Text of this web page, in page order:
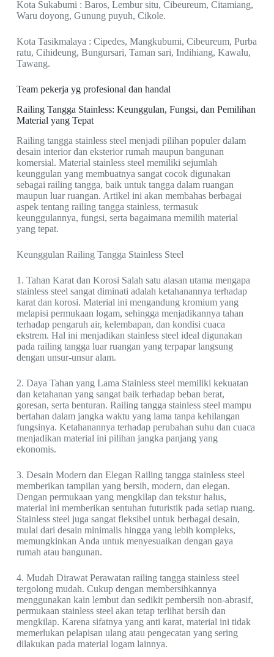
Kota Sukabumi : Baros, Lembur situ, Cibeureum, Citamiang,
Waru doyong, Gunung puyuh, Cikole.
Kota Tasikmalaya : Cipedes, Mangkubumi, Cibeureum, Purba
ratu, Cihideung, Bungursari, Taman sari, Indihiang, Kawalu,
Tawang.
Team pekerja yg profesional dan handal
Railing Tangga Stainless: Keunggulan, Fungsi, dan Pemilihan
Material yang Tepat
Railing tangga stainless steel menjadi pilihan populer dalam
desain interior dan eksterior rumah maupun bangunan
komersial. Material stainless steel memiliki sejumlah
keunggulan yang membuatnya sangat cocok digunakan
sebagai railing tangga, baik untuk tangga dalam ruangan
maupun luar ruangan. Artikel ini akan membahas berbagai
aspek tentang railing tangga stainless, termasuk
keunggulannya, fungsi, serta bagaimana memilih material
yang tepat.
Keunggulan Railing Tangga Stainless Steel
1. Tahan Karat dan Korosi Salah satu alasan utama mengapa
stainless steel sangat diminati adalah ketahanannya terhadap
karat dan korosi. Material ini mengandung kromium yang
melapisi permukaan logam, sehingga menjadikannya tahan
terhadap pengaruh air, kelembapan, dan kondisi cuaca
ekstrem. Hal ini menjadikan stainless steel ideal digunakan
pada railing tangga luar ruangan yang terpapar langsung
dengan unsur-unsur alam.
2. Daya Tahan yang Lama Stainless steel memiliki kekuatan
dan ketahanan yang sangat baik terhadap beban berat,
goresan, serta benturan. Railing tangga stainless steel mampu
bertahan dalam jangka waktu yang lama tanpa kehilangan
fungsinya. Ketahanannya terhadap perubahan suhu dan cuaca
menjadikan material ini pilihan jangka panjang yang
ekonomis.
3. Desain Modern dan Elegan Railing tangga stainless steel
memberikan tampilan yang bersih, modern, dan elegan.
Dengan permukaan yang mengkilap dan tekstur halus,
material ini memberikan sentuhan futuristik pada setiap ruang.
Stainless steel juga sangat fleksibel untuk berbagai desain,
mulai dari desain minimalis hingga yang lebih kompleks,
memungkinkan Anda untuk menyesuaikan dengan gaya
rumah atau bangunan.
4. Mudah Dirawat Perawatan railing tangga stainless steel
tergolong mudah. Cukup dengan membersihkannya
menggunakan kain lembut dan sedikit pembersih non-abrasif,
permukaan stainless steel akan tetap terlihat bersih dan
mengkilap. Karena sifatnya yang anti karat, material ini tidak
memerlukan pelapisan ulang atau pengecatan yang sering
dilakukan pada material logam lainnya.